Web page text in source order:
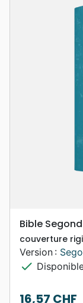
Bible
couverture
Version :
check
16,57 CHF